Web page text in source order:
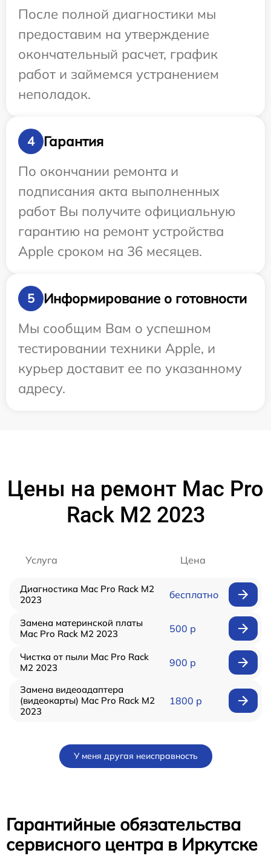
После полной диагностики мы
предоставим на утверждение
окончательный расчет, график
работ и займемся устранением
неполадок.
4
Гарантия
По окончании ремонта и
подписания акта выполненных
работ Вы получите официальную
гарантию на ремонт устройства
Apple сроком на 36 месяцев.
5
Информирование о готовности
Мы сообщим Вам о успешном
тестировании техники Apple, и
курьер доставит ее по указанному
адресу.
Цены на ремонт Mac Pro
Rack M2 2023
Услуга Цена
Диагностика Mac Pro Rack M2
2023
бесплатно
Замена материнской платы
Mac Pro Rack M2 2023
500 р
Чистка от пыли Mac Pro Rack
M2 2023
900 р
Замена видеоадаптера
(видеокарты) Mac Pro Rack M2
2023
1800 р
У меня другая неисправность
Гарантийные обязательства
сервисного центра в Иркутске